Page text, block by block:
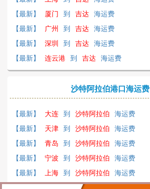
【最新】
厦门 到 吉达 海运费
【最新】
广州 到 吉达 海运费
【最新】
深圳 到 吉达 海运费
【最新】
连云港 到 吉达 海运费
沙特阿拉伯港口海运费
【最新】 大连 到 沙特阿拉伯 海运费
【最新】
天津 到 沙特阿拉伯 海运费
【最新】
青岛 到 沙特阿拉伯 海运费
【最新】
宁波 到 沙特阿拉伯 海运费
【最新】
上海 到 沙特阿拉伯 海运费
【最新】 厦门 到 沙特阿拉伯 海运费